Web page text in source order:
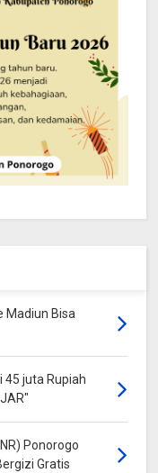
Madiun Bisa
45 juta Rupiah
Ponorogo
Gratis